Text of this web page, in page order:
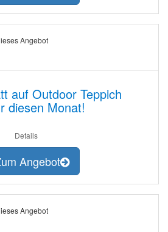
Angebot
auf Outdoor Teppich
diesen Monat!
Details
Angebot
Angebot